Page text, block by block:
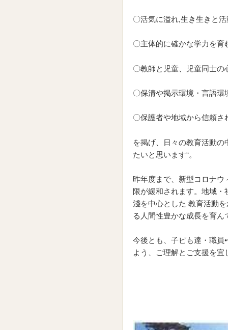
〇活気に溢れ,生き生きと
〇主体的に確かな学力を育
〇教師と児童、児童同士の
〇保清や掲示環境・言語環
〇保護者や地域から信頼さ
を掲げ、日々の教育活動
たいと思います“。
昨年度まで、新型コロナ
限が緩和されます。地域
淺を中心とした 教育活動
る人間性豊かな成長を育
今後とも、子ピも達・職員
よう、ご理解とご支援を